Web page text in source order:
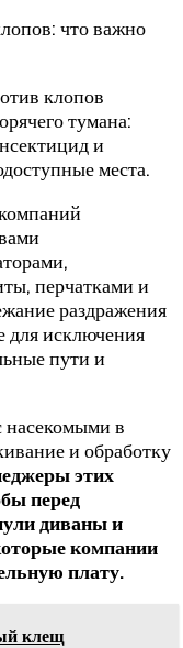
клопов
тумана:
и
места.
перчатками и
раздражения
для исключения
пути и
насекомыми в
и обработку
этих
перед
диваны и
компании
плату.
клещ